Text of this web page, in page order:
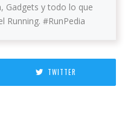
Gadgets y todo lo que
Running. #RunPedia
TWITTER